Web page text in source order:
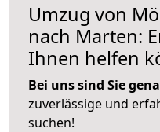
Umzug von
nach Marten:
Ihnen helfen
Bei uns sind Sie
zuverlässige und
suchen!